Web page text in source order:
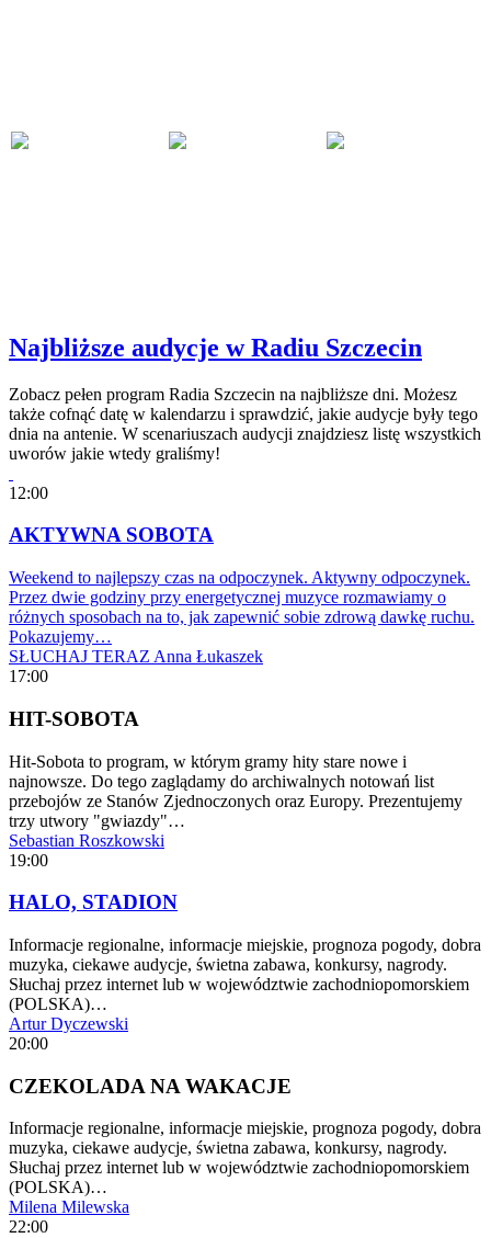
Najbliższe audycje w Radiu Szczecin
Zobacz pełen program Radia Szczecin na najbliższe dni. Możesz
także cofnąć datę w kalendarzu i sprawdzić, jakie audycje były tego
dnia na antenie. W scenariuszach audycji znajdziesz listę wszystkich
uworów jakie wtedy graliśmy!
12:00
AKTYWNA SOBOTA
Weekend to najlepszy czas na odpoczynek. Aktywny odpoczynek.
Przez dwie godziny przy energetycznej muzyce rozmawiamy o
różnych sposobach na to, jak zapewnić sobie zdrową dawkę ruchu.
Pokazujemy…
SŁUCHAJ TERAZ Anna Łukaszek
17:00
HIT-SOBOTA
Hit-Sobota to program, w którym gramy hity stare nowe i
najnowsze. Do tego zaglądamy do archiwalnych notowań list
przebojów ze Stanów Zjednoczonych oraz Europy. Prezentujemy
trzy utwory "gwiazdy"…
Sebastian Roszkowski
19:00
HALO, STADION
Informacje regionalne, informacje miejskie, prognoza pogody, dobra
muzyka, ciekawe audycje, świetna zabawa, konkursy, nagrody.
Słuchaj przez internet lub w województwie zachodniopomorskiem
(POLSKA)…
Artur Dyczewski
20:00
CZEKOLADA NA WAKACJE
Informacje regionalne, informacje miejskie, prognoza pogody, dobra
muzyka, ciekawe audycje, świetna zabawa, konkursy, nagrody.
Słuchaj przez internet lub w województwie zachodniopomorskiem
(POLSKA)…
Milena Milewska
22:00